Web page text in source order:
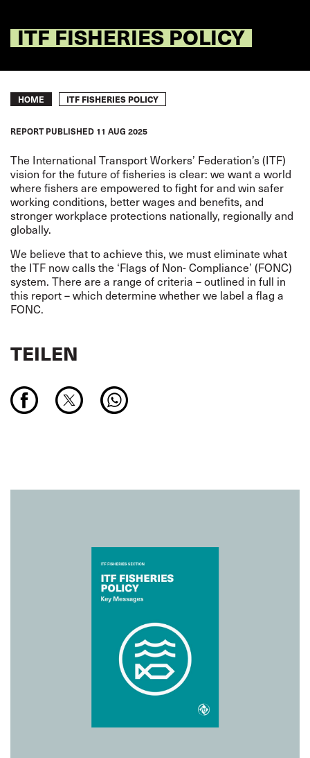
ITF FISHERIES POLICY
Breadcrumb
HOME ITF FISHERIES POLICY
REPORT PUBLISHED 11 AUG 2025
The International Transport Workers’ Federation’s (ITF)
vision for the future of fisheries is clear: we want a world
where fishers are empowered to fight for and win safer
working conditions, better wages and benefits, and
stronger workplace protections nationally, regionally and
globally.
We believe that to achieve this, we must eliminate what
the ITF now calls the ‘Flags of Non- Compliance’ (FONC)
system. There are a range of criteria – outlined in full in
this report – which determine whether we label a flag a
FONC.
TEILEN